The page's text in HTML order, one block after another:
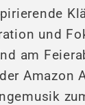
und
am
Amazon